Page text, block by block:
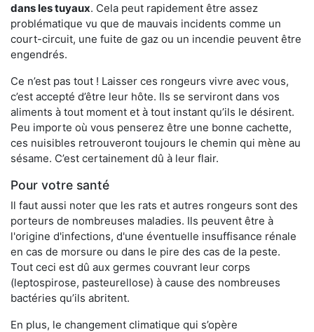
dans les tuyaux. Cela peut rapidement être assez
problématique vu que de mauvais incidents comme un
court-circuit, une fuite de gaz ou un incendie peuvent être
engendrés.
Ce n’est pas tout ! Laisser ces rongeurs vivre avec vous,
c’est accepté d’être leur hôte. Ils se serviront dans vos
aliments à tout moment et à tout instant qu’ils le désirent.
Peu importe où vous penserez être une bonne cachette,
ces nuisibles retrouveront toujours le chemin qui mène au
sésame. C’est certainement dû à leur flair.
Pour votre santé
Il faut aussi noter que les rats et autres rongeurs sont des
porteurs de nombreuses maladies. Ils peuvent être à
l'origine d'infections, d'une éventuelle insuffisance rénale
en cas de morsure ou dans le pire des cas de la peste.
Tout ceci est dû aux germes couvrant leur corps
(leptospirose, pasteurellose) à cause des nombreuses
bactéries qu’ils abritent.
En plus, le changement climatique qui s’opère